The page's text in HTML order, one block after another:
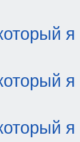
я
я
я